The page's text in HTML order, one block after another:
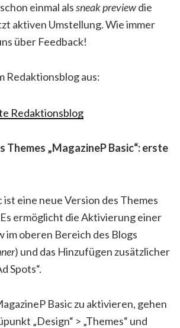
einmal alssneak previewdie
aktiven Umstellung. Wie immer
über Feedback!
Redaktionsblog aus:
Themes „MagazineP Basic“: erste
ist eine neue Version des Themes
ermöglicht die Aktivierung einer
im oberen Bereich des Blogs
) und das Hinzufügen zusätzlicher
Spots“.
Basic zu aktivieren, gehen
„Design“ > „Themes“ und